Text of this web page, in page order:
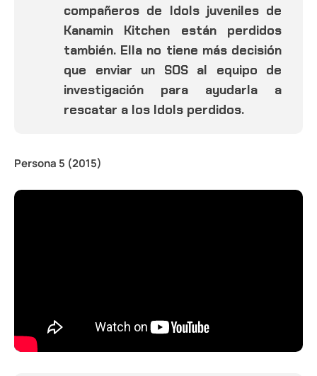
compañeros de Idols juveniles de
Kanamin Kitchen están perdidos
también. Ella no tiene más decisión
que enviar un SOS al equipo de
investigación para ayudarla a
rescatar a los Idols perdidos.
Persona 5 (2015)